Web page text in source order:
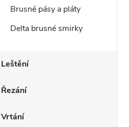
Brusné pásy a pláty
Delta brusné smirky
Leštění
Řezání
Vrtání